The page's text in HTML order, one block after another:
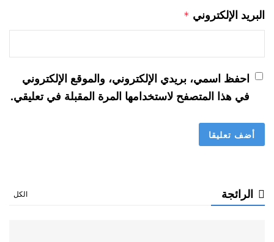
البريد الإلكتروني *
احفظ اسمي، بريدي الإلكتروني، والموقع الإلكتروني
في هذا المتصفح لاستخدامها المرة المقبلة في تعليقي.
الرائجة الكل